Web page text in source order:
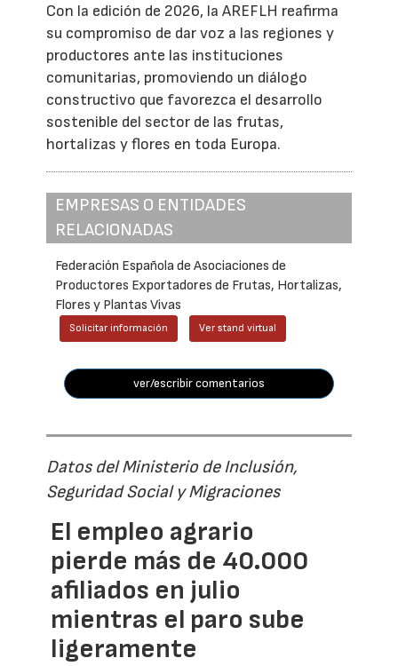
Con la edición de 2026, la AREFLH reafirma
su compromiso de dar voz a las regiones y
productores ante las instituciones
comunitarias, promoviendo un diálogo
constructivo que favorezca el desarrollo
sostenible del sector de las frutas,
hortalizas y flores en toda Europa.
EMPRESAS O ENTIDADES
RELACIONADAS
Federación Española de Asociaciones de
Productores Exportadores de Frutas, Hortalizas,
Flores y Plantas Vivas
Solicitar información Ver stand virtual
ver/escribir comentarios
Datos del Ministerio de Inclusión,
Seguridad Social y Migraciones
El empleo agrario
pierde más de 40.000
afiliados en julio
mientras el paro sube
ligeramente